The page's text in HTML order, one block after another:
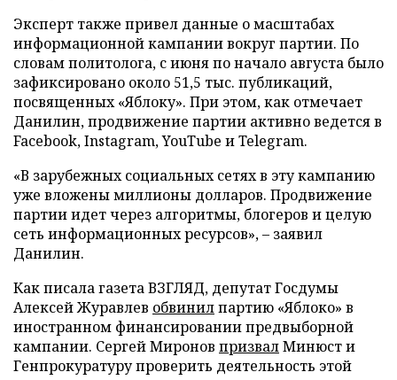
Эксперт также привел данные о масштабах
информационной кампании вокруг партии. По
словам политолога, с июня по начало августа было
зафиксировано около 51,5 тыс. публикаций,
посвященных «Яблоку». При этом, как отмечает
Данилин, продвижение партии активно ведется в
Facebook, Instagram, YouTube и Telegram.
«В зарубежных социальных сетях в эту кампанию
уже вложены миллионы долларов. Продвижение
партии идет через алгоритмы, блогеров и целую
сеть информационных ресурсов», – заявил
Данилин.
Как писала газета ВЗГЛЯД, депутат Госдумы
Алексей Журавлев обвинилпартию «Яблоко» в
иностранном финансировании предвыборной
кампании. Сергей Миронов призвалМинюст и
Генпрокуратуру проверить деятельность этой